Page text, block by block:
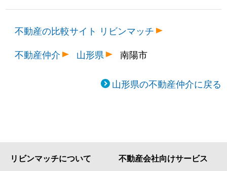
不動産の比較サイト リビンマッチ
不動産仲介
山形県 南陽市
山形県の不動産仲介に戻る
リビンマッチについて 不動産会社向けサービス